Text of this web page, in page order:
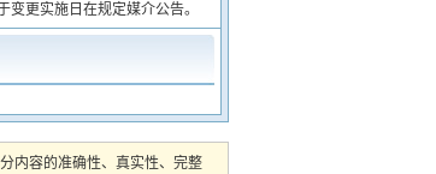
更实施日在规定媒介公告。
内容的准确性、真实性、完整